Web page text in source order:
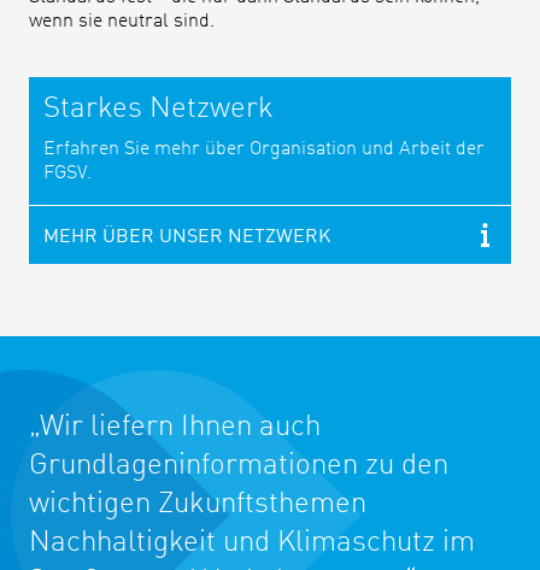
wenn sie neutral sind.
Starkes Netzwerk
Erfahren Sie mehr über Organisation und Arbeit der
FGSV.
MEHR ÜBER UNSER NETZWERK
„Wir liefern Ihnen auch
Grundlageninformationen zu den
wichtigen Zukunftsthemen
Nachhaltigkeit und Klimaschutz im